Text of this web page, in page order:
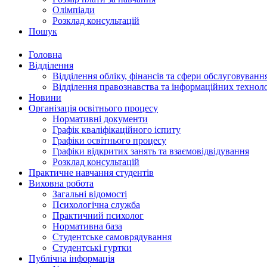
Олімпіади
Розклад консультацій
Пошук
Головна
Відділення
Відділення обліку, фінансів та сфери
Відділення правознавства та інформаційних
Новини
Організація освітнього процесу
Нормативні документи
Графік кваліфікаційного іспиту
Графіки освітнього процесу
Графіки відкритих занять та взаємовідвідування
Розклад консультацій
Практичне навчання студентів
Виховна робота
Загальні відомості
Психологічна служба
Практичний психолог
Нормативна база
Студентське самоврядування
Студентські гуртки
Публічна інформація